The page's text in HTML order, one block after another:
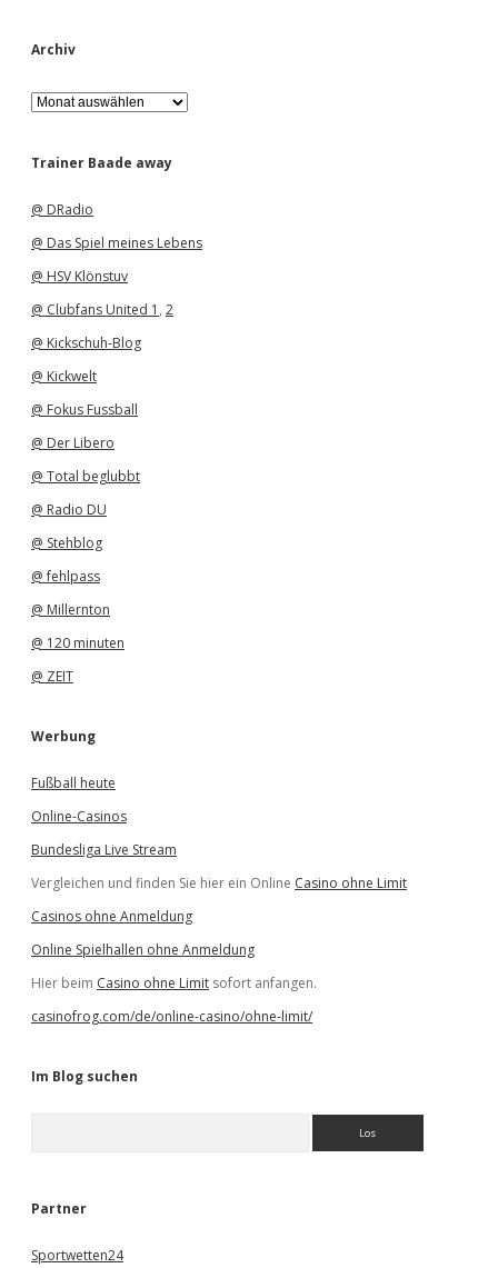
Archiv
A
r
h
Trainer Baade away
@ DRadio
@ Das Spiel meines Lebens
@ HSV Klönstuv
@ Clubfans United 1 , 2
@ Kickschuh-Blog
@ Kickwelt
@ Fokus Fussball
@ Der Libero
@ Total beglubbt
@ Radio DU
@ Stehblog
@ fehlpass
@ Millernton
@ 120 minuten
@ ZEIT
Werbung
Fußball heute
Online-Casinos
Bundesliga Live Stream
Vergleichen und finden Sie hier ein Online Casino ohne Limit
Casinos ohne Anmeldung
Online Spielhallen ohne Anmeldung
Hier beim Casino ohne Limit sofort anfangen.
casinofrog.com/de/online-casino/ohne-limit/
Im Blog suchen
e
Partner
Sportwetten24